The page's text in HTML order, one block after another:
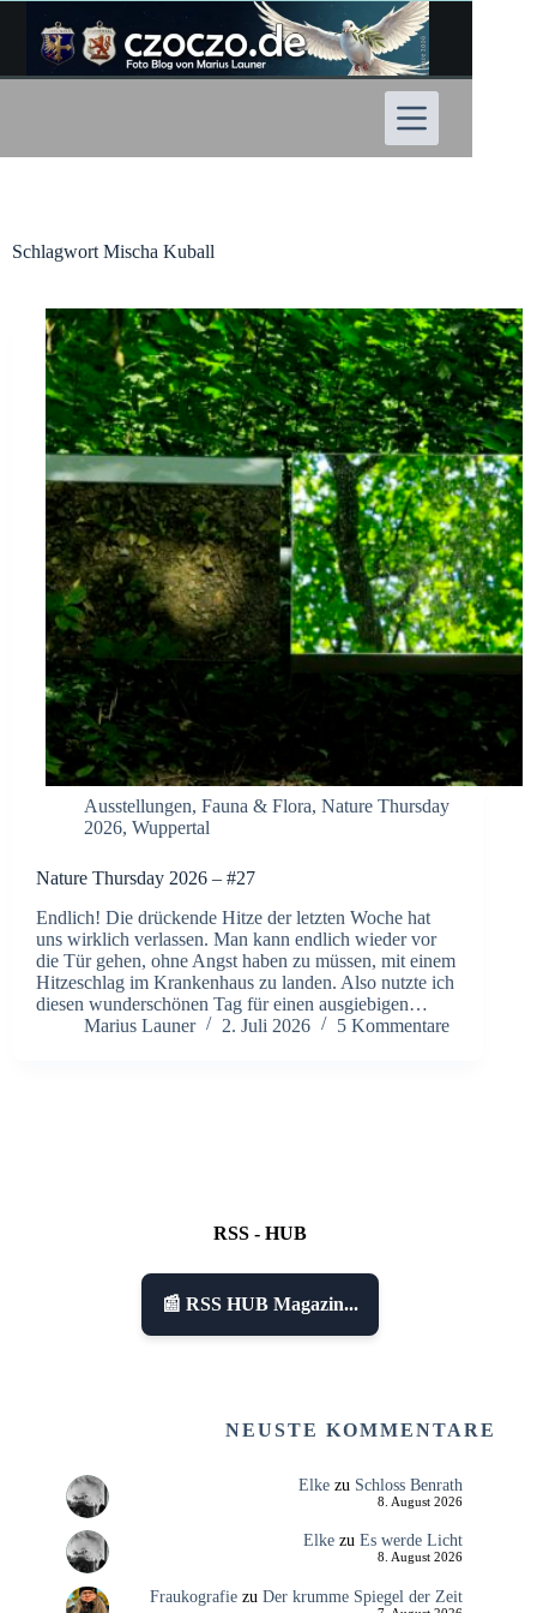
Inhalt
springen
Schlagwort Mischa Kuball
Ausstellungen, Fauna & Flora, Nature Thursday
2026, Wuppertal
Nature Thursday 2026 – #27
Endlich! Die drückende Hitze der letzten Woche hat
uns wirklich verlassen. Man kann endlich wieder vor
die Tür gehen, ohne Angst haben zu müssen, mit einem
Hitzeschlag im Krankenhaus zu landen. Also nutzte ich
diesen wunderschönen Tag für einen ausgiebigen…
Marius Launer
2. Juli 2026 5 Kommentare
RSS - HUB
📰 RSS HUB Magazin...
NEUSTE KOMMENTARE
Elkezu Schloss Benrath
8. August 2026
Elkezu Es werde Licht
8. August 2026
Fraukografiezu Der krumme Spiegel der Zeit